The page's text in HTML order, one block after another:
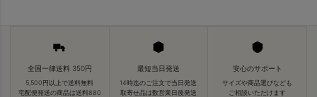
全国一律送料 350円
5,500円以上で送料無料
宅配便発送の商品は送料880
最短当日発送
14時迄のご注文で当日発送
取寄せ品は数営業日後発送
安心のサポート
サイズや商品選びなども
ご相談いただけます